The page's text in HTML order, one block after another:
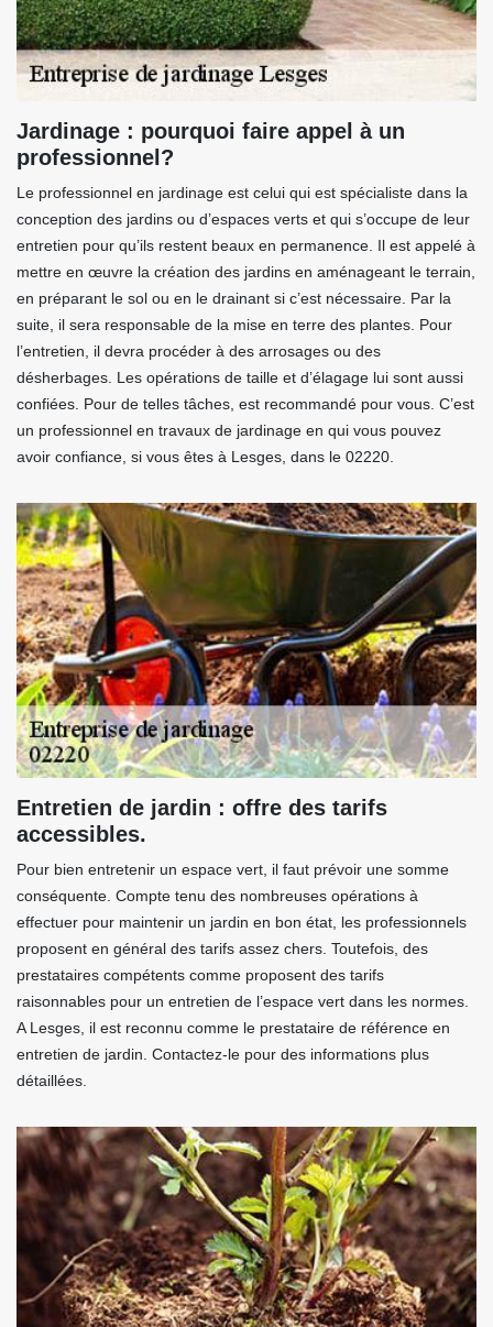
Jardinage : pourquoi faire appel à un
professionnel?
Le professionnel en jardinage est celui qui est spécialiste dans la
conception des jardins ou d’espaces verts et qui s’occupe de leur
entretien pour qu’ils restent beaux en permanence. Il est appelé à
mettre en œuvre la création des jardins en aménageant le terrain,
en préparant le sol ou en le drainant si c’est nécessaire. Par la
suite, il sera responsable de la mise en terre des plantes. Pour
l’entretien, il devra procéder à des arrosages ou des
désherbages. Les opérations de taille et d’élagage lui sont aussi
confiées. Pour de telles tâches, est recommandé pour vous. C’est
un professionnel en travaux de jardinage en qui vous pouvez
avoir confiance, si vous êtes à Lesges, dans le 02220.
Entretien de jardin : offre des tarifs
accessibles.
Pour bien entretenir un espace vert, il faut prévoir une somme
conséquente. Compte tenu des nombreuses opérations à
effectuer pour maintenir un jardin en bon état, les professionnels
proposent en général des tarifs assez chers. Toutefois, des
prestataires compétents comme proposent des tarifs
raisonnables pour un entretien de l’espace vert dans les normes.
A Lesges, il est reconnu comme le prestataire de référence en
entretien de jardin. Contactez-le pour des informations plus
détaillées.